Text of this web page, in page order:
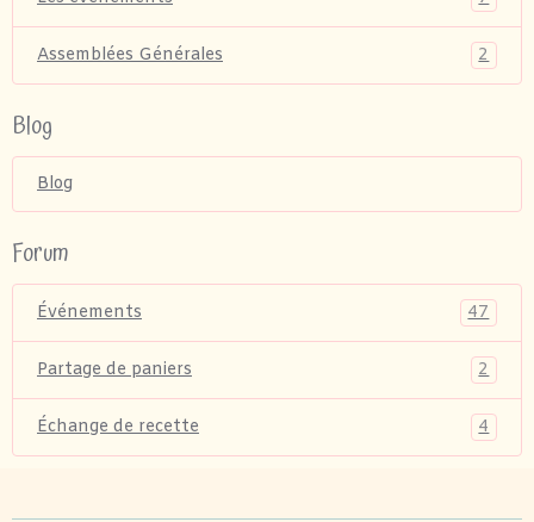
Assemblées Générales 2
Blog
Blog
Forum
Événements 47
Partage de paniers 2
Échange de recette 4